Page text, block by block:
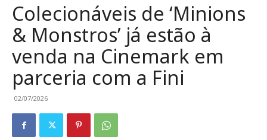
Colecionáveis de ‘Minions
& Monstros’ já estão à
venda na Cinemark em
parceria com a Fini
02/07/2026